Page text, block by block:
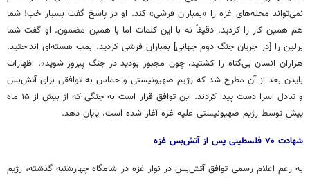
نمی‌تواند محله‌های غزه را «بمباران فرشی» کند. او در پاسخ گفت بسیار خب! شما
هم همین کار را کردید. دقیقاً نه با این کلمات اما با همین مضمون. او گفت شما
برلین را [در جریان جنگ دوم جهانی] بمباران فرشی کردید. بمب هسته‌ای انداختید.
هزاران انسان بی‌گناه را کشتید، چون مجبور بودید در جنگ پیروز شوید». اظهارات
بایدن بعد از آن مطرح شد که رژیم صهیونیستی و حماس به توافقی برای آتش‌بس
و تبادل اسرا دست پیدا کردند. این توافق قرار است به جنگی که از بیش از ۱۵ ماه
پیش توسط رژیم صهیونیستی علیه غزه آغاز شده است، پایان دهد.
شهادت ۷۰ فلسطینی پس از آتش‌بس غزه
به رغم اعلام رسمی توافق آتش‌بس در نوار غزه در شامگاه چهارشنبه گذشته، رژیم